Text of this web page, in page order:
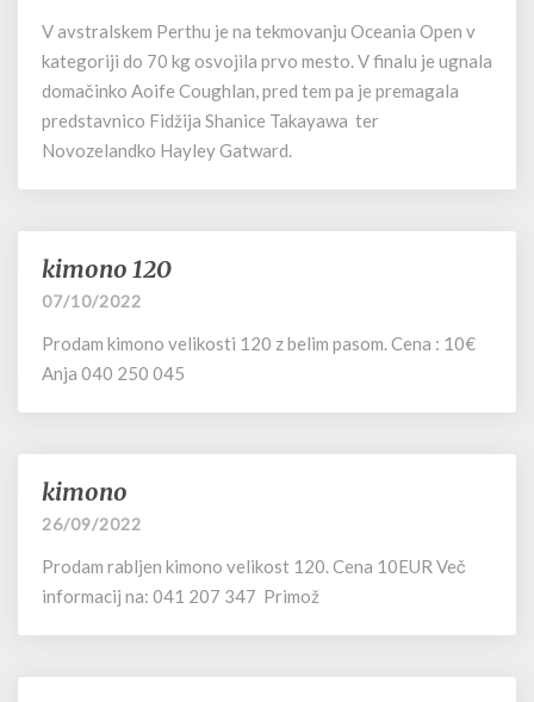
Perthu
V avstralskem Perthu je na tekmovanju Oceania Open v
kategoriji do 70 kg osvojila prvo mesto. V finalu je ugnala
domačinko Aoife Coughlan, pred tem pa je premagala
predstavnico Fidžija Shanice Takayawa ter
Novozelandko Hayley Gatward.
kimono
120
kimono 120
07/10/2022
Prodam kimono velikosti 120 z belim pasom. Cena : 10€
Anja 040 250 045
kimono
kimono
26/09/2022
Prodam rabljen kimono velikost 120. Cena 10EUR Več
informacij na: 041 207 347 Primož